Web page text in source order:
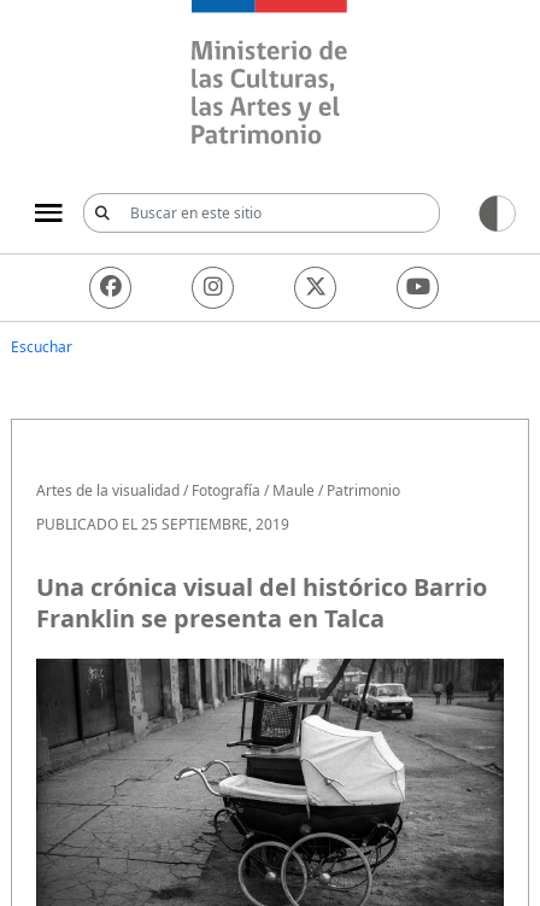
Ministerio de las
Escuchar
Artes de la visualidad/Fotografía /Maule /Patrimonio
PUBLICADO EL 25 SEPTIEMBRE, 2019
Una crónica visual del histórico Barrio
Franklin se presenta en Talca